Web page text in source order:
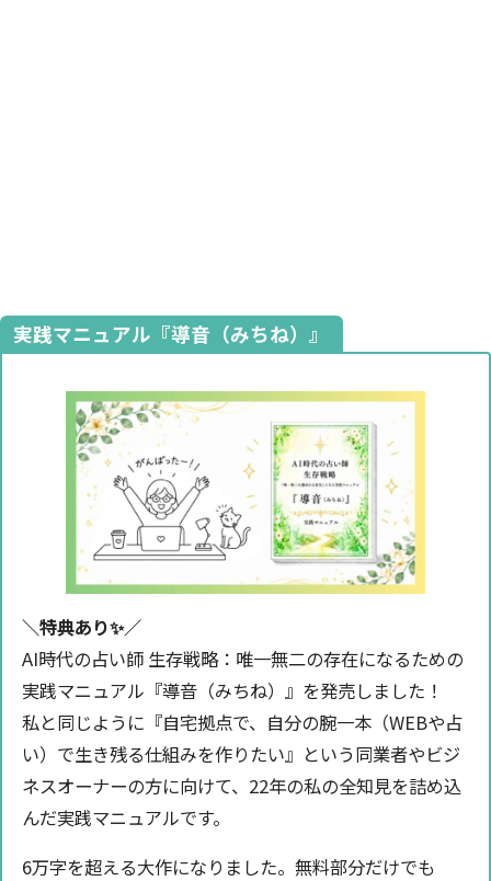
実践マニュアル『導音（みちね）』
＼特典あり✨️／
AI時代の占い師 生存戦略：唯一無二の存在になるための
実践マニュアル『導音（みちね）』を発売しました！
私と同じように『自宅拠点で、自分の腕一本（WEBや占
い）で生き残る仕組みを作りたい』という同業者やビジ
ネスオーナーの方に向けて、22年の私の全知見を詰め込
んだ実践マニュアルです。
6万字を超える大作になりました。無料部分だけでも